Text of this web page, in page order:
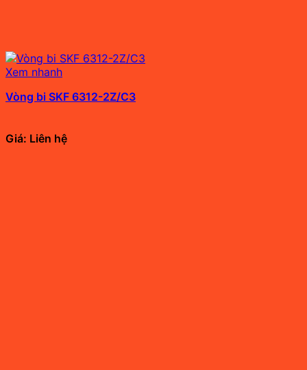
Xem nhanh
Vòng bi SKF 6312-2Z/C3
Giá: Liên hệ